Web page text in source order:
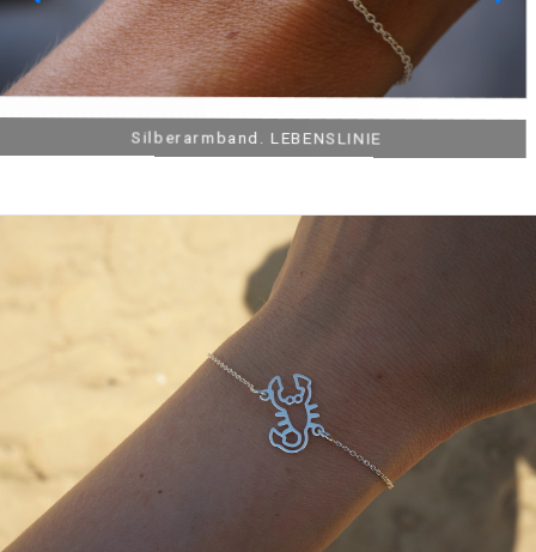
Silberarmband. LEBENSLINIE
OBRAS FINES Silberkette
Bransoleta srebrna, pozłacana KLASYK
Kolczyki srebrne GÓRY W SERCU 4